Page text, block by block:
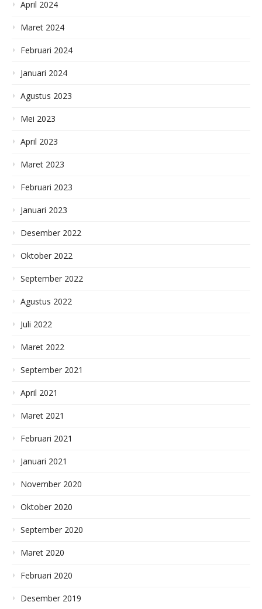
April 2024
Maret 2024
Februari 2024
Januari 2024
Agustus 2023
Mei 2023
April 2023
Maret 2023
Februari 2023
Januari 2023
Desember 2022
Oktober 2022
September 2022
Agustus 2022
Juli 2022
Maret 2022
September 2021
April 2021
Maret 2021
Februari 2021
Januari 2021
November 2020
Oktober 2020
September 2020
Maret 2020
Februari 2020
Desember 2019